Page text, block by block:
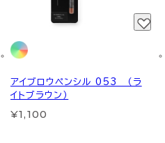
アイブロウペンシル 053 （ラ
イトブラウン）
¥1,100